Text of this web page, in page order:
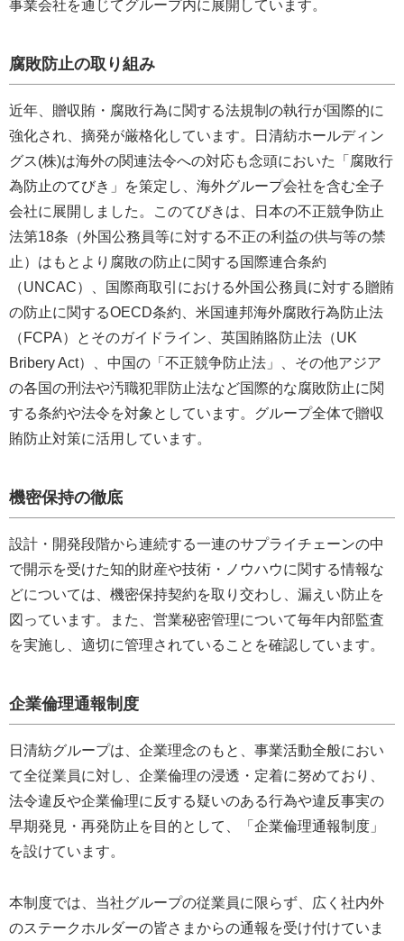
事業会社を通じてグループ内に展開しています。
腐敗防止の取り組み
近年、贈収賄・腐敗行為に関する法規制の執行が国際的に
強化され、摘発が厳格化しています。日清紡ホールディン
グス(株)は海外の関連法令への対応も念頭においた「腐敗行
為防止のてびき」を策定し、海外グループ会社を含む全子
会社に展開しました。このてびきは、日本の不正競争防止
法第18条（外国公務員等に対する不正の利益の供与等の禁
止）はもとより腐敗の防止に関する国際連合条約
（UNCAC）、国際商取引における外国公務員に対する贈賄
の防止に関するOECD条約、米国連邦海外腐敗行為防止法
（FCPA）とそのガイドライン、英国賄賂防止法（UK
Bribery Act）、中国の「不正競争防止法」、その他アジア
の各国の刑法や汚職犯罪防止法など国際的な腐敗防止に関
する条約や法令を対象としています。グループ全体で贈収
賄防止対策に活用しています。
機密保持の徹底
設計・開発段階から連続する一連のサプライチェーンの中
で開示を受けた知的財産や技術・ノウハウに関する情報な
どについては、機密保持契約を取り交わし、漏えい防止を
図っています。また、営業秘密管理について毎年内部監査
を実施し、適切に管理されていることを確認しています。
企業倫理通報制度
日清紡グループは、企業理念のもと、事業活動全般におい
て全従業員に対し、企業倫理の浸透・定着に努めており、
法令違反や企業倫理に反する疑いのある行為や違反事実の
早期発見・再発防止を目的として、「企業倫理通報制度」
を設けています。
本制度では、当社グループの従業員に限らず、広く社内外
のステークホルダーの皆さまからの通報を受け付けていま